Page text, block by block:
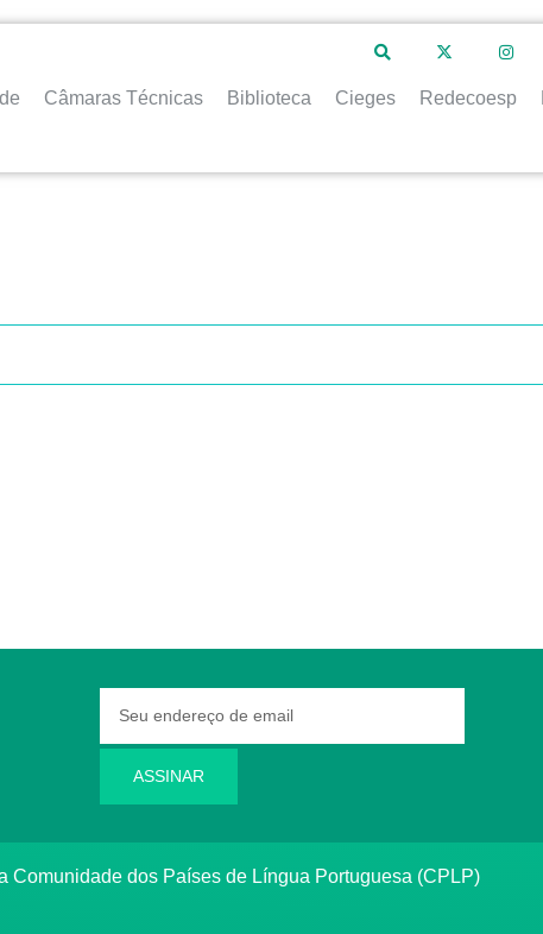
Câmaras Técnicas Biblioteca Cieges Redecoesp
ASSINAR
Comunidade dos Países de Língua Portuguesa (CPLP)